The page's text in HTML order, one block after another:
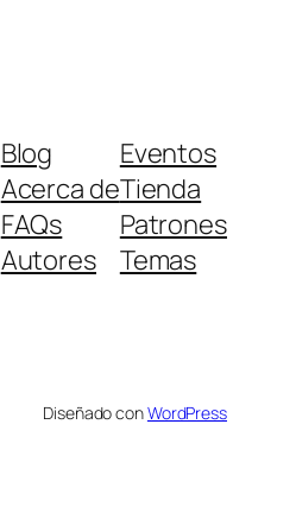
Blog
Acerca de
FAQs
Autores
Eventos
Tienda
Patrones
Temas
Diseñado conWordPress